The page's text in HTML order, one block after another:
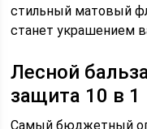
стильный матовый
станет украшением
Лесной
защита 10 в 1
Самый бюджетный